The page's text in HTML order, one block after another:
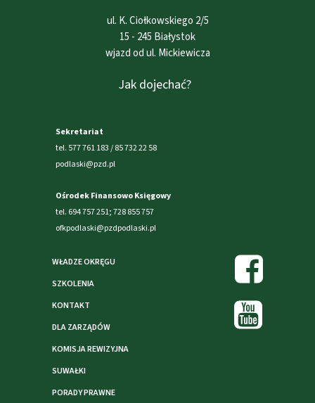
Jak dojechać?
ul. K. Ciołkowskiego 2/5
15 - 245 Białystok
wjazd od ul. Mickiewicza
Sekretariat
tel. 577 761 183 / 85 732 22 58
podlaski@pzd.pl
Ośrodek Finansowo Księgowy
tel. 694 757 251; 728 855 757
ofkpodlaski@pzdpodlaski.pl
WŁADZE OKRĘGU
SZKOLENIA
KONTAKT
DLA ZARZĄDÓW
KOMISJA REWIZYJNA
SUWAŁKI
PORADY PRAWNE